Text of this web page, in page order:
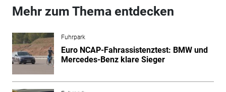
Mehr zum Thema entdecken
Fuhrpark
Euro NCAP-Fahrassistenztest: BMW und
Mercedes-Benz klare Sieger